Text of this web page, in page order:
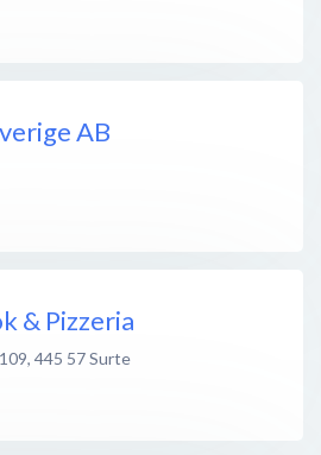
AB
& Pizzeria
, 445 57Surte